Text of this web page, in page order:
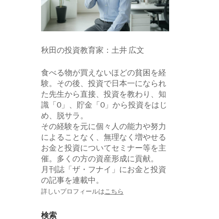
秋田の投資教育家：土井 広文
食べる物が買えないほどの貧困を経
験。その後、投資で日本一になられ
た先生から直接、投資を教わり、知
識「0」、貯金「0」から投資をはじ
め、脱サラ。
その経験を元に個々人の能力や努力
によることなく、無理なく増やせる
お金と投資についてセミナー等を主
催。多くの方の資産形成に貢献。
月刊誌「ザ・フナイ」にお金と投資
の記事を連載中。
詳しいプロフィールはこちら
検索